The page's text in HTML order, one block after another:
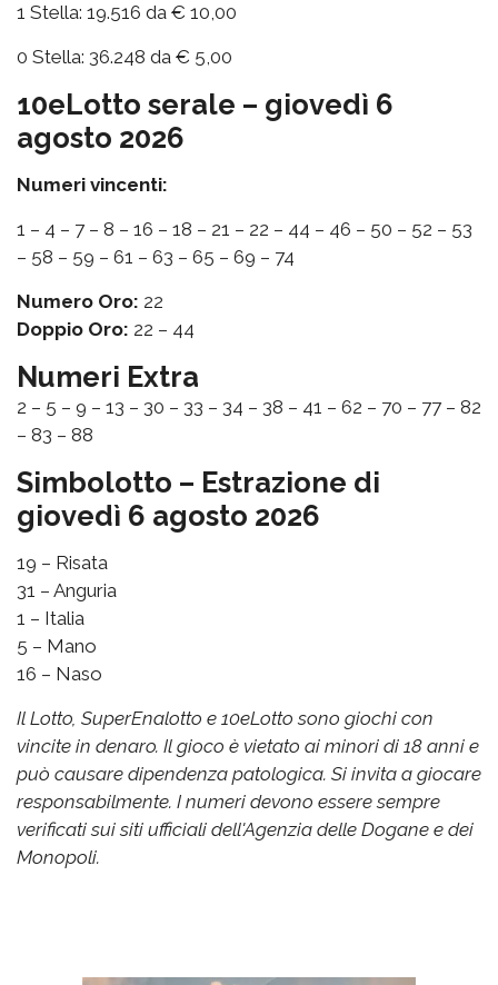
1 Stella: 19.516 da € 10,00
0 Stella: 36.248 da € 5,00
10eLotto serale – giovedì 6
agosto 2026
Numeri vincenti:
1 – 4 – 7 – 8 – 16 – 18 – 21 – 22 – 44 – 46 – 50 – 52 – 53
– 58 – 59 – 61 – 63 – 65 – 69 – 74
Numero Oro: 22
Doppio Oro: 22 – 44
Numeri Extra
2 – 5 – 9 – 13 – 30 – 33 – 34 – 38 – 41 – 62 – 70 – 77 – 82
– 83 – 88
Simbolotto – Estrazione di
giovedì 6 agosto 2026
19 – Risata
31 – Anguria
1 – Italia
5 – Mano
16 – Naso
Il Lotto, SuperEnalotto e 10eLotto sono giochi con
vincite in denaro. Il gioco è vietato ai minori di 18 anni e
può causare dipendenza patologica. Si invita a giocare
responsabilmente. I numeri devono essere sempre
verificati sui siti ufficiali dell'Agenzia delle Dogane e dei
Monopoli.